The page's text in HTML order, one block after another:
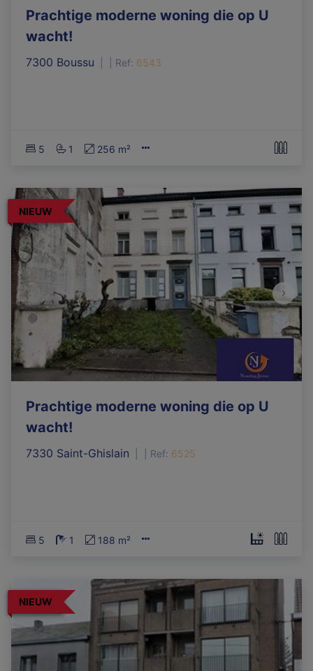
Prachtige moderne woning die op U
wacht!
7300 Boussu Ref: 6543
5 1 256 m²
NIEUW
Prachtige moderne woning die op U
wacht!
7330 Saint-Ghislain Ref: 6525
5 1 188 m²
NIEUW